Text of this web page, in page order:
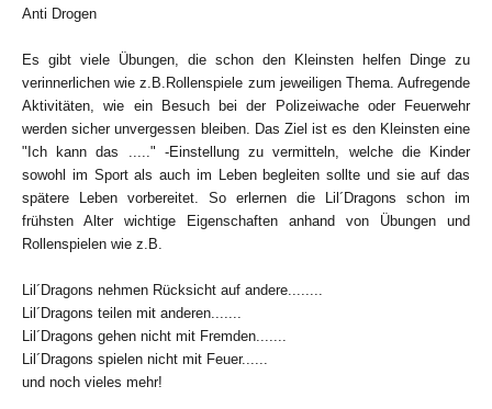
Anti Drogen
Es gibt viele Übungen, die schon den Kleinsten helfen Dinge zu
verinnerlichen wie z.B.Rollenspiele zum jeweiligen Thema. Aufregende
Aktivitäten, wie ein Besuch bei der Polizeiwache oder Feuerwehr
werden sicher unvergessen bleiben. Das Ziel ist es den Kleinsten eine
"Ich kann das ....." -Einstellung zu vermitteln, welche die Kinder
sowohl im Sport als auch im Leben begleiten sollte und sie auf das
spätere Leben vorbereitet. So erlernen die Lil´Dragons schon im
frühsten Alter wichtige Eigenschaften anhand von Übungen und
Rollenspielen wie z.B.
Lil´Dragons nehmen Rücksicht auf andere........
Lil´Dragons teilen mit anderen.......
Lil´Dragons gehen nicht mit Fremden.......
Lil´Dragons spielen nicht mit Feuer......
und noch vieles mehr!